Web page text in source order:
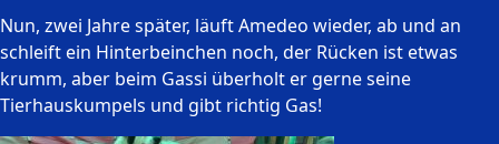
Nun, zwei Jahre später, läuft Amedeo wieder, ab und an
schleift ein Hinterbeinchen noch, der Rücken ist etwas
krumm, aber beim Gassi überholt er gerne seine
Tierhauskumpels und gibt richtig Gas!